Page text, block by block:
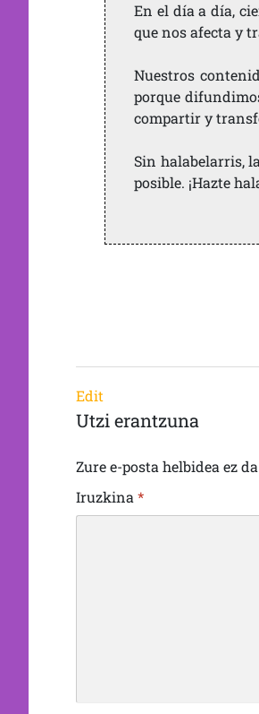
En el día a día,
que nos afecta y
Nuestros
porque
compartir y
Sin halabelarris,
posible. ¡Hazte
Edit
Utzi erantzuna
Zure e-posta helbidea ez
Iruzkina*